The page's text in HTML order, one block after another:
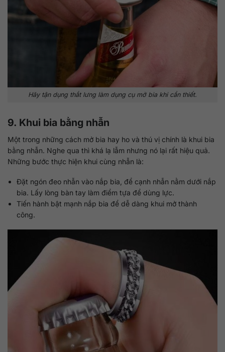
Hãy tận dụng thắt lưng làm dụng cụ mở bia khi cần thiết.
9. Khui bia bằng nhẫn
Một trong những cách mở bia hay ho và thú vị chính là khui bia
bằng nhẫn. Nghe qua thì khá lạ lẫm nhưng nó lại rất hiệu quả.
Những bước thực hiện khui cùng nhẫn là:
Đặt ngón đeo nhẫn vào nắp bia, để cạnh nhẫn nằm dưới nắp
bia. Lấy lòng bàn tay làm điểm tựa để dùng lực.
Tiến hành bật mạnh nắp bia để dễ dàng khui mở thành
công.